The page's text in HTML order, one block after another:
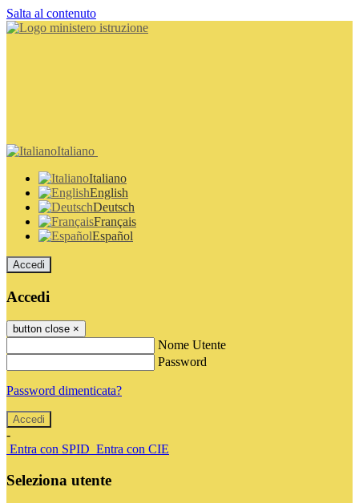
Salta al contenuto
Italiano
Italiano
English
Deutsch
Français
Español
Accedi
Accedi
button close ×
Nome Utente
Password
Password dimenticata?
-
Entra con SPID Entra con CIE
Seleziona utente